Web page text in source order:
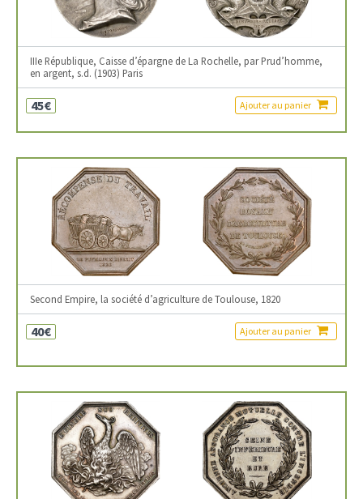
IIIe République, Caisse d’épargne de La Rochelle, par Prud’homme,
en argent, s.d. (1903) Paris
45€ Ajouter au panier
Second Empire, la société d’agriculture de Toulouse, 1820
40€ Ajouter au panier